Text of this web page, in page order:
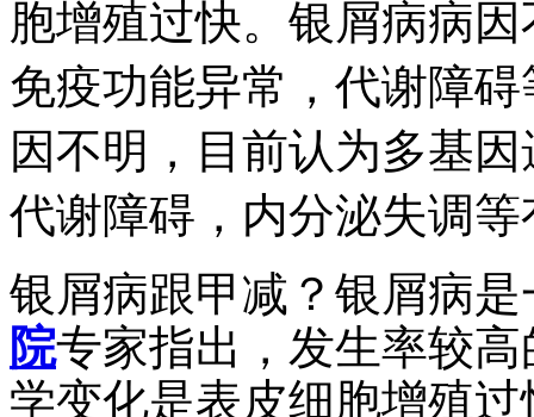
胞增殖过快。银屑病病
免疫功能异常，代谢障
因不明，目前认为多基
代谢障碍，内分泌失调
银屑病跟甲减？银屑病
院专家指出，发生率较
学变化是表皮细胞增殖过